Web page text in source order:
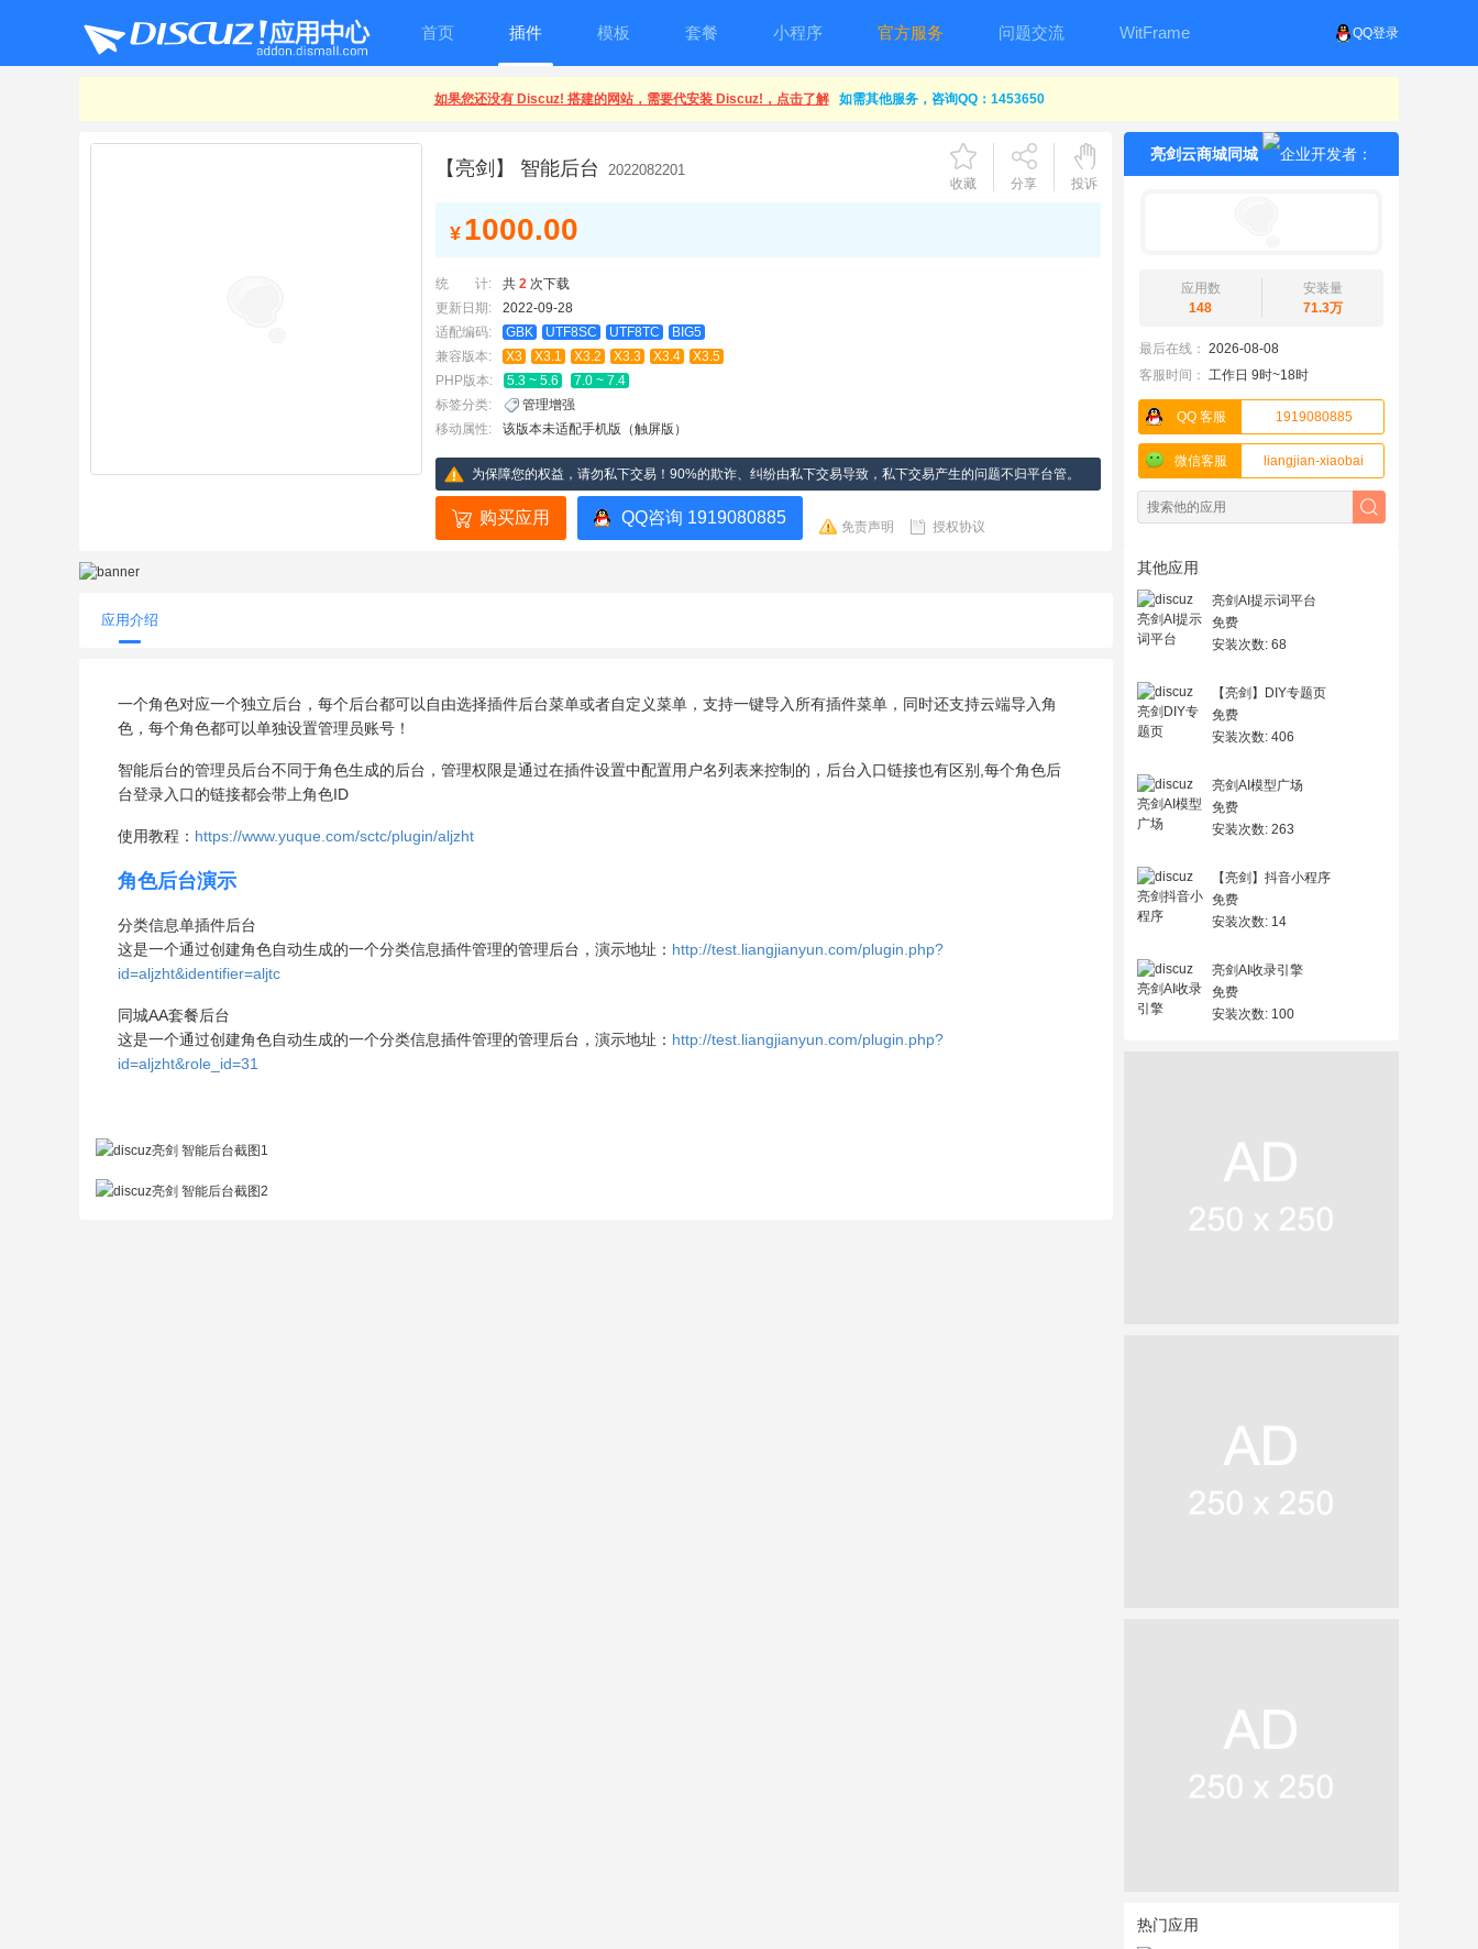
QQ登录
首页 插件 模板 套餐 小程序 官方服务 问题交流 WitFrame
如果您还没有 Discuz! 搭建的网站，需要代安装 Discuz!，点击了解 如需其他服务，咨询QQ：1453650
亮剑云商城同城
应用数
148
安装量
71.3万
最后在线： 2026-08-08
客服时间： 工作日 9时~18时
QQ 客服 1919080885
微信客服 liangjian-xiaobai
其他应用
亮剑AI提示词平台
免费
安装次数: 68
【亮剑】DIY专题页
免费
安装次数: 406
亮剑AI模型广场
免费
安装次数: 263
【亮剑】抖音小程序
免费
安装次数: 14
亮剑AI收录引擎
免费
安装次数: 100
热门应用
【亮剑】 智能后台 2022082201
收藏 分享 投诉
¥ 1000.00
统 计: 共 2 次下载
更新日期:
2022-09-28
适配编码:
GBK UTF8SC UTF8TC
BIG5
兼容版本:
X3 X3.1 X3.2 X3.3 X3.4
X3.5
PHP版本:
5.3 ~ 5.6
7.0 ~ 7.4
标签分类:
管理增强
移动属性:
该版本未适配手机版（触屏版）
为保障您的权益，请勿私下交易！90%的欺诈、纠纷由私下交易导致，私下交易产生的问题不归平台管。
购买应用 QQ咨询 1919080885 免责声明 授权协议
应用介绍
一个角色对应一个独立后台，每个后台都可以自由选择插件后台菜单或者自定义菜单，支持一键导入所有插件菜单，同时还支持云端导入角
色，每个角色都可以单独设置管理员账号！
智能后台的管理员后台不同于角色生成的后台，管理权限是通过在插件设置中配置用户名列表来控制的，后台入口链接也有区别,每个角色后
台登录入口的链接都会带上角色ID
使用教程： https://www.yuque.com/sctc/plugin/aljzht
角色后台演示
分类信息单插件后台
这是一个通过创建角色自动生成的一个分类信息插件管理的管理后台，演示地址： http://test.liangjianyun.com/plugin.php?
id=aljzht&identifier=aljtc
同城AA套餐后台
这是一个通过创建角色自动生成的一个分类信息插件管理的管理后台，演示地址： http://test.liangjianyun.com/plugin.php?
id=aljzht&role_id=31